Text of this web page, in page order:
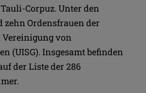
Corpuz. Unter den
zehn Ordensfrauen der
von
(UISG). Insgesamt befinden
der Liste der 286